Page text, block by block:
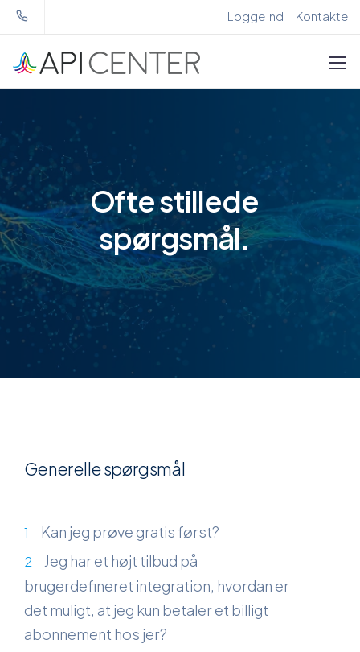
Logge ind Kontakte
Oftestillede
spørgsmål.
Generelle spørgsmål
Kan jeg prøve gratis først?
Jeg har et højt tilbud på
brugerdefineret integration, hvordan er
det muligt, at jeg kun betaler et billigt
abonnement hos jer?